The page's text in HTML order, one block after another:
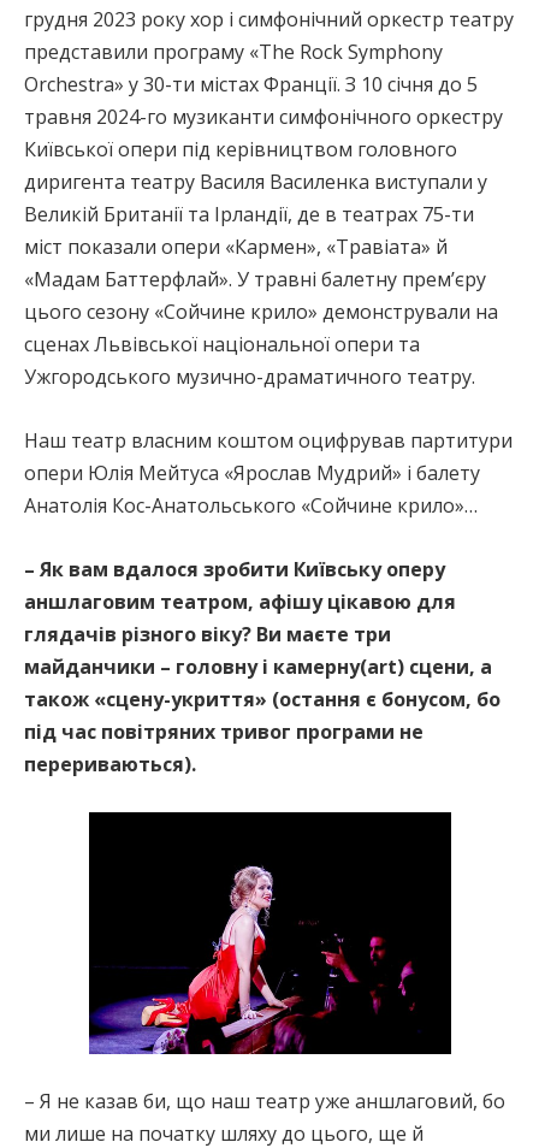
грудня 2023 року хор і симфонічний оркестр театру
представили програму «The Rock Symphony
Orchestra» у 30-ти містах Франції. З 10 січня до 5
травня 2024-го музиканти симфонічного оркестру
Київської опери під керівництвом головного
диригента театру Василя Василенка виступали у
Великій Британії та Ірландії, де в театрах 75-ти
міст показали опери «Кармен», «Травіата» й
«Мадам Баттерфлай». У травні балетну прем’єру
цього сезону «Сойчине крило» демонстрували на
сценах Львівської національної опери та
Ужгородського музично-драматичного театру.
Наш театр власним коштом оцифрував партитури
опери Юлія Мейтуса «Ярослав Мудрий» і балету
Анатолія Кос-Анатольського «Сойчине крило»…
– Як вам вдалося зробити Київську оперу
аншлаговим театром, афішу цікавою для
глядачів різного віку? Ви маєте три
майданчики – головну і камерну(аrt) сцени, а
також «сцену-укриття» (остання є бонусом, бо
під час повітряних тривог програми не
перериваються).
– Я не казав би, що наш театр уже аншлаговий, бо
ми лише на початку шляху до цього, ще й